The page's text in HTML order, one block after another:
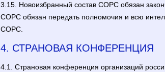
3.15. Новоизбранный состав СОРС обязан
СОРС обязан передать полномочия и всю
СОРС.
4. СТРАНОВАЯ КОНФЕРЕНЦИЯ
4.1. Страновая конференция организаций